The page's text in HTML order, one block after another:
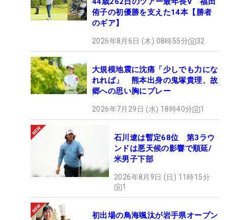
侑子の初優勝を支えた14本【勝者
のギア】
2026年8月6日 (木) 08時55分 32
大規模地震に沈痛「少しでも力にな
れれば」 熊本出身の鬼塚貴理、故
郷への思い胸にプレー
2026年7月29日 (水) 18時40分 1
石川遼は暫定68位 第3ラウ
ンドは悪天候の影響で順延/
米男子下部
2026年8月9日 (日) 11時15分
1
初出場の鳥海颯汰が岩手県オープン